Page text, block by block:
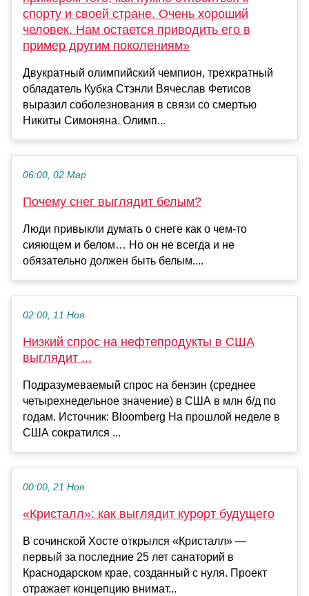
спорту и своей стране. Очень хороший
человек. Нам остается приводить его в
пример другим поколениям»
Двукратный олимпийский чемпион, трехкратный
обладатель Кубка Стэнли Вячеслав Фетисов
выразил соболезнования в связи со смертью
Никиты Симоняна. Олимп...
06:00, 02 Мар
Почему снег выглядит белым?
Люди привыкли думать о снеге как о чем-то
сияющем и белом… Но он не всегда и не
обязательно должен быть белым....
02:00, 11 Ноя
Низкий спрос на нефтепродукты в США
выглядит ...
Подразумеваемый спрос на бензин (среднее
четырехнедельное значение) в США в млн б/д по
годам. Источник: Bloomberg На прошлой неделе в
США сократился ...
00:00, 21 Ноя
«Кристалл»: как выглядит курорт будущего
В сочинской Хосте открылся «Кристалл» —
первый за последние 25 лет санаторий в
Краснодарском крае, созданный с нуля. Проект
отражает концепцию внимат...